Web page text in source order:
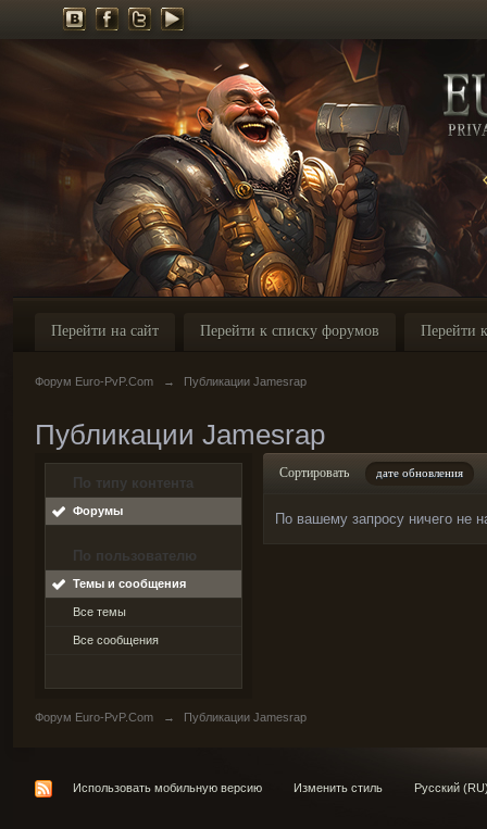
Перейти на сайт Перейти к списку форумов Перейти
Форум Euro-PvP.Com → Публикации Jamesrap
Публикации Jamesrap
По типу контента
Форумы
По пользователю
Темы и сообщения
Все темы
Все сообщения
Сортировать дате обновления
По вашему запросу ничего не
Форум Euro-PvP.Com → Публикации Jamesrap
Использовать мобильную версию Изменить стиль Русский